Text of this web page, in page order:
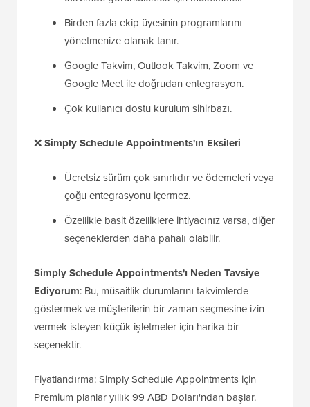
Birden fazla ekip üyesinin programlarını
yönetmenize olanak tanır.
Google Takvim, Outlook Takvim, Zoom ve
Google Meet ile doğrudan entegrasyon.
Çok kullanıcı dostu kurulum sihirbazı.
❌Simply Schedule Appointments'ın Eksileri
Ücretsiz sürüm çok sınırlıdır ve ödemeleri veya
çoğu entegrasyonu içermez.
Özellikle basit özelliklere ihtiyacınız varsa, diğer
seçeneklerden daha pahalı olabilir.
Simply Schedule Appointments'ı Neden Tavsiye
Ediyorum: Bu, müsaitlik durumlarını takvimlerde
göstermek ve müşterilerin bir zaman seçmesine izin
vermek isteyen küçük işletmeler için harika bir
seçenektir.
Fiyatlandırma: Simply Schedule Appointments için
Premium planlar yıllık 99 ABD Doları'ndan başlar.